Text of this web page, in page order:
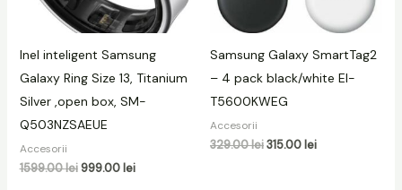
Inel inteligent Samsung
Galaxy Ring Size 13, Titanium
Silver ,open box, SM-
Q503NZSAEUE
Accesorii
1599.00lei 999.00 lei
Samsung Galaxy SmartTag2
– 4 pack black/white EI-
T5600KWEG
Accesorii
329.00lei315.00 lei